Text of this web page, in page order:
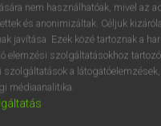
keresése szótárainkban
SZÓTÁR
nem használhatóak, mivel az
és anonimizáltak. Céljuk
javítása. Ezek közé tartoznak a
elemzési szolgáltatásokhoz
szolgáltatások a
médiaanalitika.